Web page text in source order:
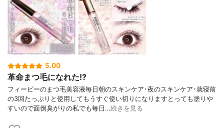
5.00
革命まつ毛になれた!?
フィービーのまつ毛美容液毎日朝のスキンケア･夜のスキンケア･就寝前
の3回たっぷりと使用してもうすぐ使い切りになりますとっても塗りや
すいので面倒臭がりの私でも毎日…続きを見る